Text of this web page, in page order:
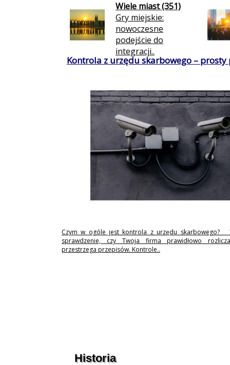
Wiele miast (351)
Gry miejskie:
nowoczesne
podejście do
integracji..
Kontrola z urzędu skarbowego –
Czym w ogóle jest kontrola z urzędu skarbowego?
sprawdzenie, czy Twoja firma prawidłowo
przestrzega przepisów. Kontrole..
Historia